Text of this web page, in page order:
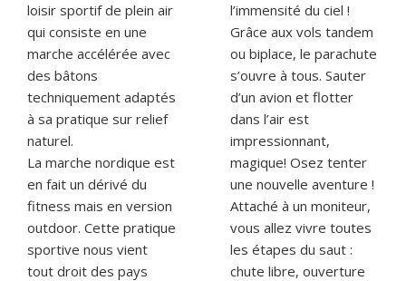
loisir sportif de plein air
qui consiste en une
marche accélérée avec
des bâtons
techniquement adaptés
à sa pratique sur relief
naturel.
La marche nordique est
en fait un dérivé du
fitness mais en version
outdoor. Cette pratique
sportive nous vient
tout droit des pays
l’immensité du ciel !
Grâce aux vols tandem
ou biplace, le parachute
s’ouvre à tous. Sauter
d’un avion et flotter
dans l’air est
impressionnant,
magique! Osez tenter
une nouvelle aventure !
Attaché à un moniteur,
vous allez vivre toutes
les étapes du saut :
chute libre, ouverture